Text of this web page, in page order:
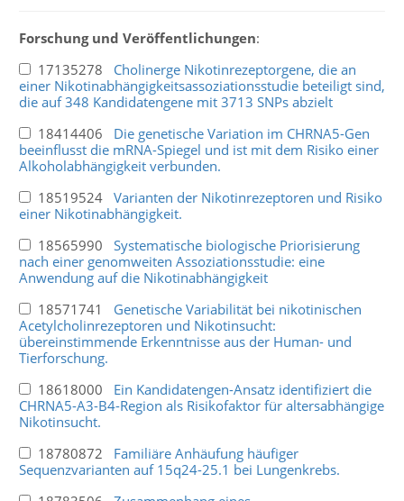
Forschung und Veröffentlichungen:
17135278 Cholinerge Nikotinrezeptorgene, die an
einer Nikotinabhängigkeitsassoziationsstudie beteiligt sind,
die auf 348 Kandidatengene mit 3713 SNPs abzielt
18414406 Die genetische Variation im CHRNA5-Gen
beeinflusst die mRNA-Spiegel und ist mit dem Risiko einer
Alkoholabhängigkeit verbunden.
18519524 Varianten der Nikotinrezeptoren und Risiko
einer Nikotinabhängigkeit.
18565990 Systematische biologische Priorisierung
nach einer genomweiten Assoziationsstudie: eine
Anwendung auf die Nikotinabhängigkeit
18571741 Genetische Variabilität bei nikotinischen
Acetylcholinrezeptoren und Nikotinsucht:
übereinstimmende Erkenntnisse aus der Human- und
Tierforschung.
18618000 Ein Kandidatengen-Ansatz identifiziert die
CHRNA5-A3-B4-Region als Risikofaktor für altersabhängige
Nikotinsucht.
18780872 Familiäre Anhäufung häufiger
Sequenzvarianten auf 15q24-25.1 bei Lungenkrebs.